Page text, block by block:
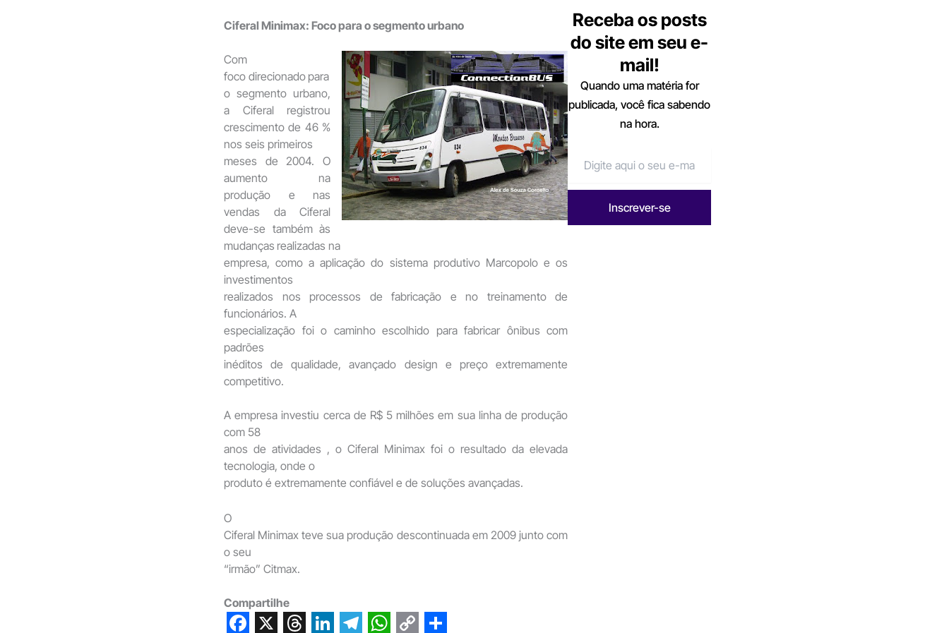
Ciferal Minimax: Foco para o segmento urbano
Com
foco direcionado para
o segmento urbano,
a Ciferal registrou
crescimento de 46 %
nos seis primeiros
meses de 2004. O
aumento na
produção e nas
vendas da Ciferal
deve-se também às
mudanças realizadas na
empresa, como a aplicação do sistema produtivo Marcopolo e os
investimentos
realizados nos processos de fabricação e no treinamento de
funcionários. A
especialização foi o caminho escolhido para fabricar ônibus com
padrões
inéditos de qualidade, avançado design e preço extremamente
competitivo.
A empresa investiu cerca de R$ 5 milhões em sua linha de produção
com 58
anos de atividades , o Ciferal Minimax foi o resultado da elevada
tecnologia, onde o
produto é extremamente confiável e de soluções avançadas.
O
Ciferal Minimax teve sua produção descontinuada em 2009 junto com
o seu
“irmão” Citmax.
Compartilhe
Receba os posts
do site em seu e-
mail!
Quando uma matéria for
publicada, você fica sabendo
na hora.
Inscrever-se